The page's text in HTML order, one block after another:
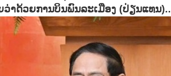
າດ້ວຍການບິນພົນລະເມືອງ (ປ່ຽນແທນ